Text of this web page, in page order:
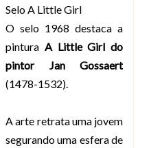
Selo A Little Girl
O selo 1968 destaca a
pintura A Little Girl do
pintor Jan Gossaert
(1478-1532).
A arte retrata uma jovem
segurando uma esfera de